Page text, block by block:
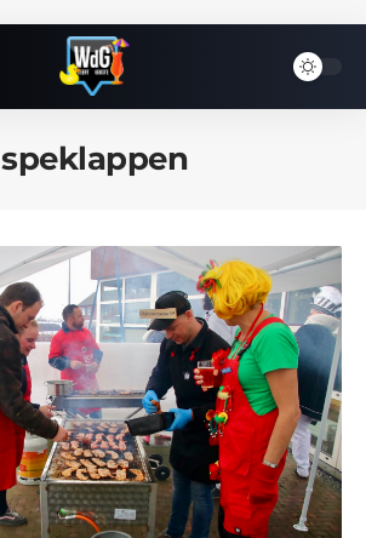
speklappen